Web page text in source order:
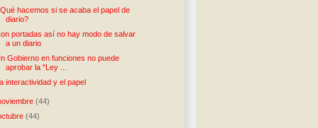
hacemos si se acaba el papel de
diario?
portadas así no hay modo de salvar
a un diario
Gobierno en funciones no puede
aprobar la "Ley ...
La interactividad y el papel
(44)
(44)